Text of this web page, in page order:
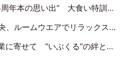
い特訓・守護霊企画・制服グラビア…盛りだくさんの裏話
クス「今回のグラビアを見て成長を感じていただけるとうれしい」
“いぶくる”の絆と後輩・龍頭綺音の決意